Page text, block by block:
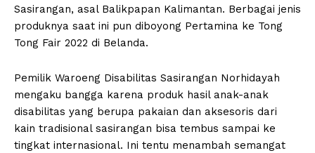
Sasirangan, asal Balikpapan Kalimantan. Berbagai jenis
produknya saat ini pun diboyong Pertamina ke Tong
Tong Fair 2022 di Belanda.
Pemilik Waroeng Disabilitas Sasirangan Norhidayah
mengaku bangga karena produk hasil anak-anak
disabilitas yang berupa pakaian dan aksesoris dari
kain tradisional sasirangan bisa tembus sampai ke
tingkat internasional. Ini tentu menambah semangat